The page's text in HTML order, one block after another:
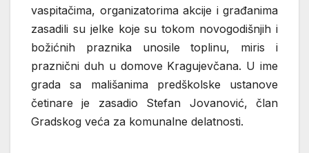
vaspitačima, organizatorima akcije i građanima
zasadili su jelke koje su tokom novogodišnjih i
božićnih praznika unosile toplinu, miris i
praznični duh u domove Kragujevčana. U ime
grada sa mališanima predškolske ustanove
četinare je zasadio Stefan Jovanović, član
Gradskog veća za komunalne delatnosti.